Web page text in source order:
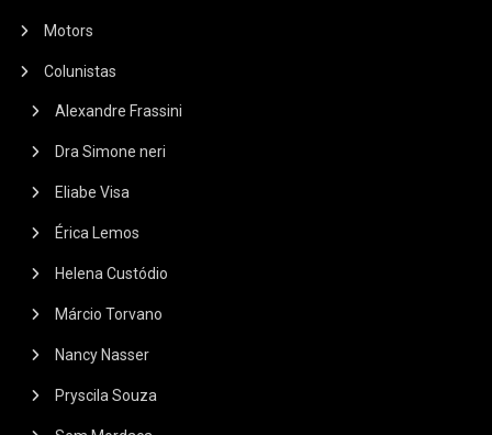
Motors
Colunistas
Alexandre Frassini
Dra Simone neri
Eliabe Visa
Érica Lemos
Helena Custódio
Márcio Torvano
Nancy Nasser
Pryscila Souza